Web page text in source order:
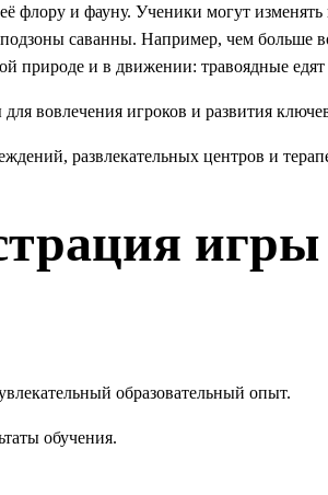
и фауну. Ученики могут
саванны. Например, чем больше
природе и в движении: травоядные
вовлечения игроков и развития
развлекательных центров и
игры
образовательный опыт.
обучения.